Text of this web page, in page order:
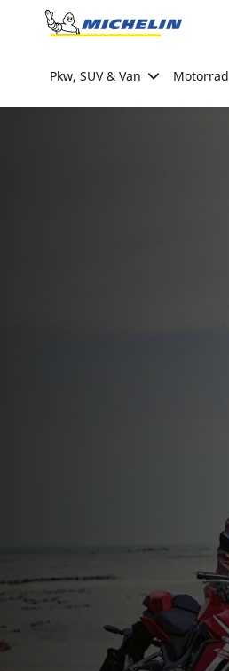
Go to page content
Pkw, SUV & Van Motorrad